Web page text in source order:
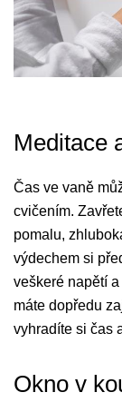
Meditace
Čas ve vaně
cvičením.
pomalu,
výdechem si
veškeré napětí
máte dopředu
vyhradíte si čas
Okno v